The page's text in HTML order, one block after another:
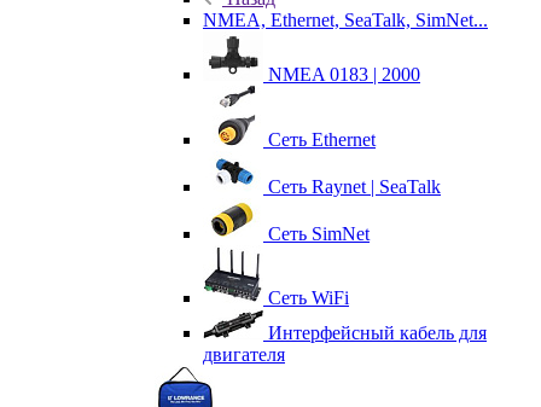
NMEA, Ethernet, SeaTalk, SimNet...
NMEA 0183 | 2000
Сеть Ethernet
Сеть Raynet | SeaTalk
Сеть SimNet
Сеть WiFi
Интерфейсный кабель для
двигателя